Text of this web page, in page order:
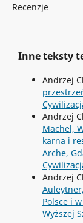
Recenzje
Inne teksty
Andrzej
Andrzej
Machel,
karna i
Arche,
Andrzej
Polsce i
Wyższej